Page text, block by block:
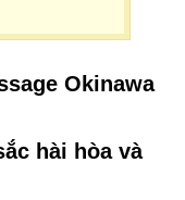
Okinawa
hài hòa và